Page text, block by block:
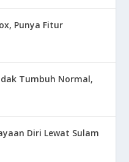
Punya Fitur
Tumbuh Normal,
Diri Lewat Sulam